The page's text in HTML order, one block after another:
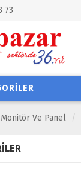
73
Monitör Ve Panel